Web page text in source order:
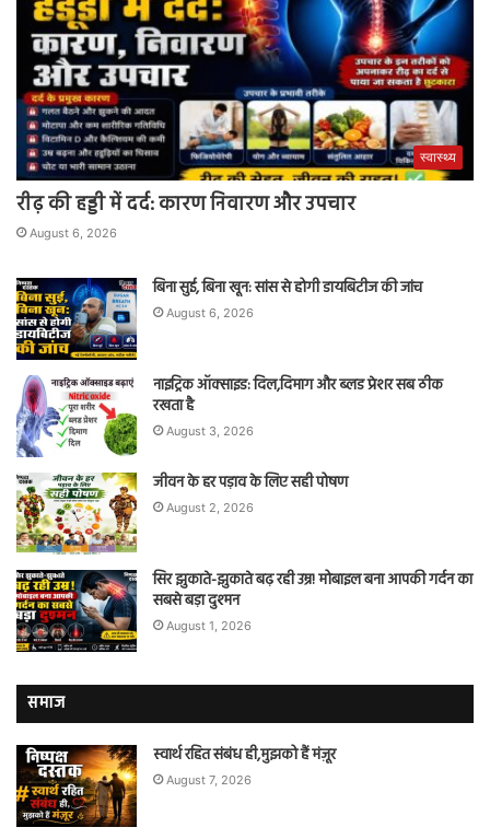
स्वास्थ्य
रीढ़ की हड्डी में दर्द: कारण निवारण और उपचार
August 6, 2026
बिना सुई, बिना खून: सांस से होगी डायबिटीज की जांच
August 6, 2026
नाइट्रिक ऑक्साइड: दिल,दिमाग और ब्लड प्रेशर सब ठीक
रखता है
August 3, 2026
जीवन के हर पड़ाव के लिए सही पोषण
August 2, 2026
सिर झुकाते-झुकाते बढ़ रही उम्र! मोबाइल बना आपकी गर्दन का
सबसे बड़ा दुश्मन
August 1, 2026
समाज
स्वार्थ रहित संबंध ही,मुझको हैं मंज़ूर
August 7, 2026